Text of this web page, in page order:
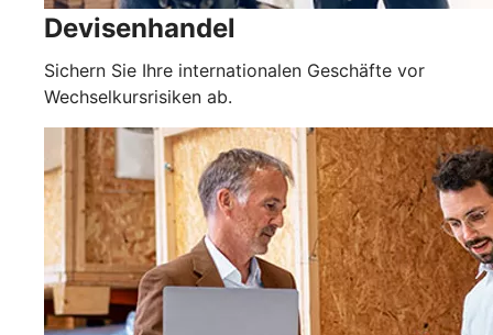
Devisenhandel
Sichern Sie Ihre internationalen Geschäfte vor
Wechselkursrisiken ab.